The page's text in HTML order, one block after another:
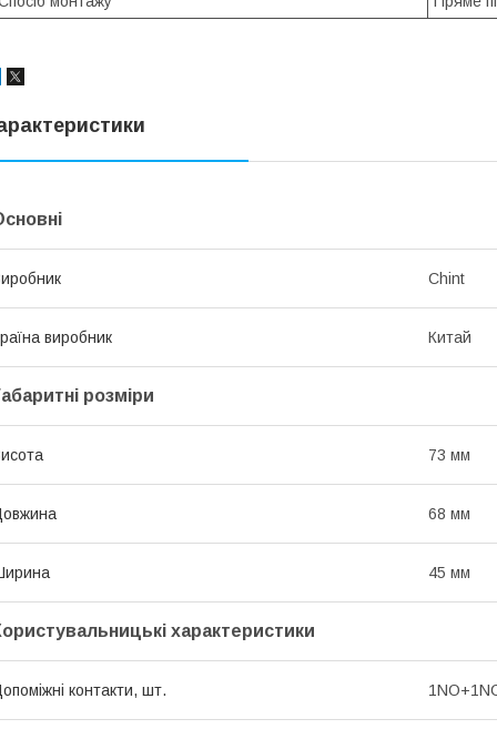
Chint
виробник Китай
розміри
73 мм
68 мм
45 мм
характеристики
контакти, шт.